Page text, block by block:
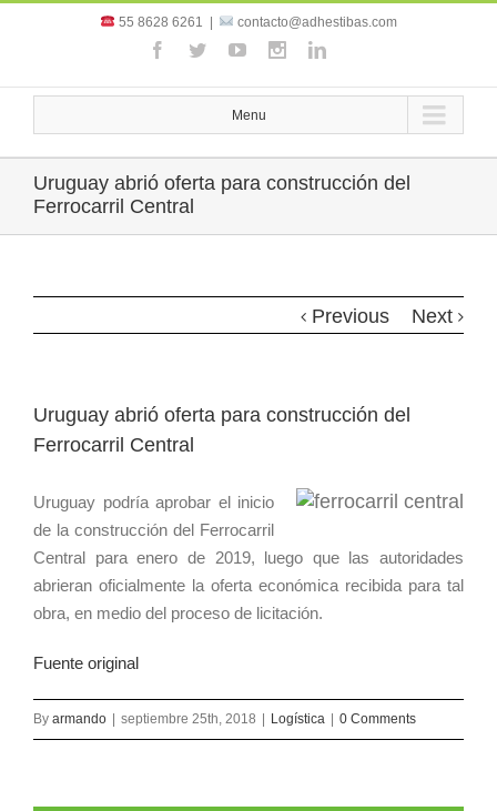
55 8628 6261 contacto@adhestibas.com
Menu
Uruguay abrió oferta para construcción del
Ferrocarril Central
Previous Next
Uruguay abrió oferta para construcción del
Ferrocarril Central
Uruguay podría aprobar el inicio
de la construcción del Ferrocarril
Central para enero de 2019, luego que las autoridades
abrieran oficialmente la oferta económica recibida para tal
obra, en medio del proceso de licitación.
Fuente original
By armando septiembre 25th, 2018 Logística 0 Comments